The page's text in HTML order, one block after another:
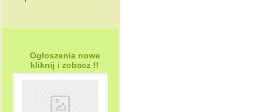
Ogłoszenia nowe
kliknij i zobacz !!